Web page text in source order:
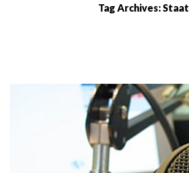
Tag Archives: Staat